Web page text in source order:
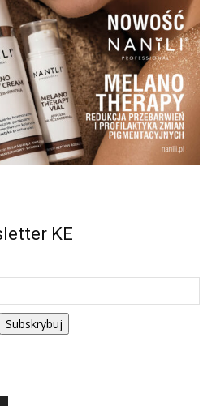
KE
Subskrybuj